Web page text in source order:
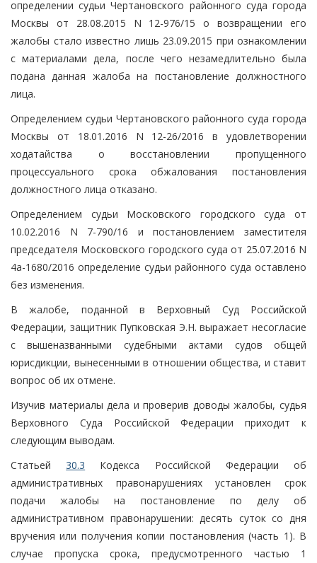
определении судьи Чертановского районного суда города
Москвы от 28.08.2015 N 12-976/15 о возвращении его
жалобы стало известно лишь 23.09.2015 при ознакомлении
с материалами дела, после чего незамедлительно была
подана данная жалоба на постановление должностного
лица.
Определением судьи Чертановского районного суда города
Москвы от 18.01.2016 N 12-26/2016 в удовлетворении
ходатайства о восстановлении пропущенного
процессуального срока обжалования постановления
должностного лица отказано.
Определением судьи Московского городского суда от
10.02.2016 N 7-790/16 и постановлением заместителя
председателя Московского городского суда от 25.07.2016 N
4а-1680/2016 определение судьи районного суда оставлено
без изменения.
В жалобе, поданной в Верховный Суд Российской
Федерации, защитник Пупковская Э.Н. выражает несогласие
с вышеназванными судебными актами судов общей
юрисдикции, вынесенными в отношении общества, и ставит
вопрос об их отмене.
Изучив материалы дела и проверив доводы жалобы, судья
Верховного Суда Российской Федерации приходит к
следующим выводам.
Статьей30.3 Кодекса Российской Федерации об
административных правонарушениях установлен срок
подачи жалобы на постановление по делу об
административном правонарушении: десять суток со дня
вручения или получения копии постановления (часть 1). В
случае пропуска срока, предусмотренного частью 1